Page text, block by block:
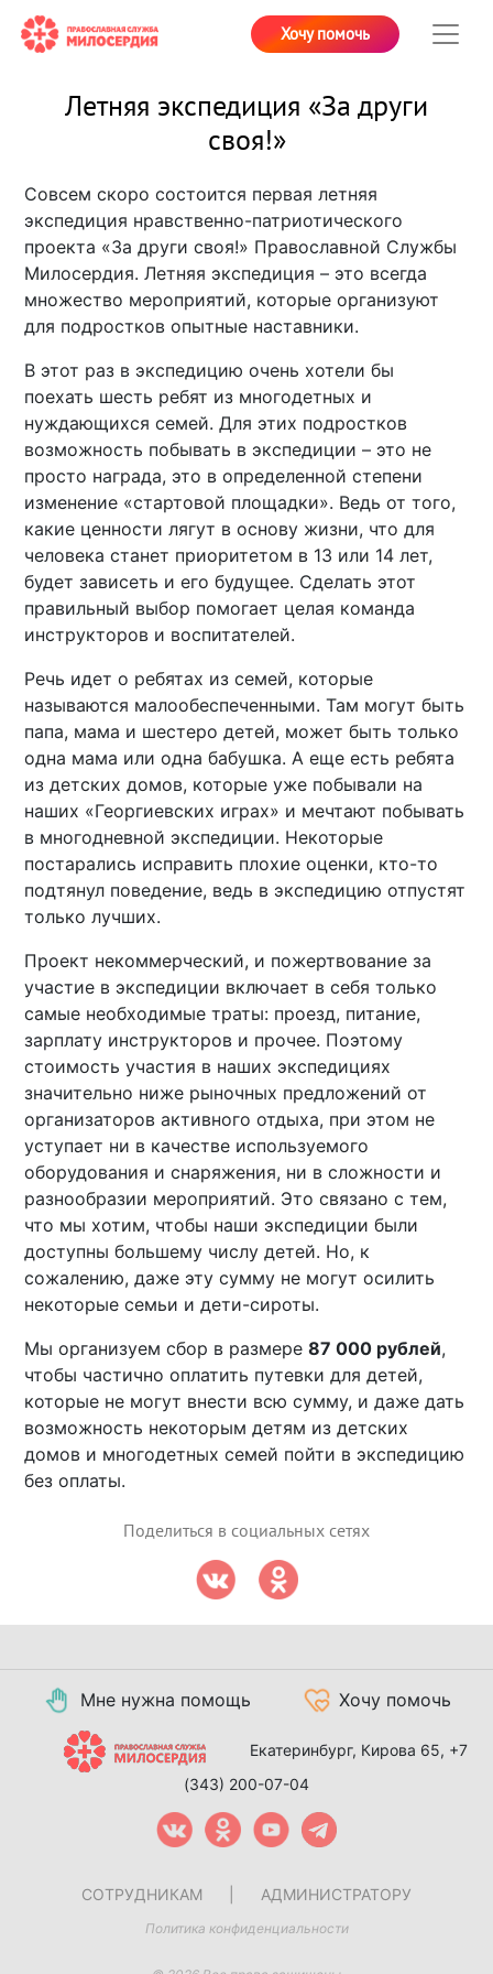
Хочу помочь
Летняя экспедиция «За други
своя!»
Совсем скоро состоится первая летняя
экспедиция нравственно-патриотического
проекта «За други своя!» Православной Службы
Милосердия. Летняя экспедиция – это всегда
множество мероприятий, которые организуют
для подростков опытные наставники.
В этот раз в экспедицию очень хотели бы
поехать шесть ребят из многодетных и
нуждающихся семей. Для этих подростков
возможность побывать в экспедиции – это не
просто награда, это в определенной степени
изменение «стартовой площадки». Ведь от того,
какие ценности лягут в основу жизни, что для
человека станет приоритетом в 13 или 14 лет,
будет зависеть и его будущее. Сделать этот
правильный выбор помогает целая команда
инструкторов и воспитателей.
Речь идет о ребятах из семей, которые
называются малообеспеченными. Там могут быть
папа, мама и шестеро детей, может быть только
одна мама или одна бабушка. А еще есть ребята
из детских домов, которые уже побывали на
наших «Георгиевских играх» и мечтают побывать
в многодневной экспедиции. Некоторые
постарались исправить плохие оценки, кто-то
подтянул поведение, ведь в экспедицию отпустят
только лучших.
Проект некоммерческий, и пожертвование за
участие в экспедиции включает в себя только
самые необходимые траты: проезд, питание,
зарплату инструкторов и прочее. Поэтому
стоимость участия в наших экспедициях
значительно ниже рыночных предложений от
организаторов активного отдыха, при этом не
уступает ни в качестве используемого
оборудования и снаряжения, ни в сложности и
разнообразии мероприятий. Это связано с тем,
что мы хотим, чтобы наши экспедиции были
доступны большему числу детей. Но, к
сожалению, даже эту сумму не могут осилить
некоторые семьи и дети-сироты.
Мы организуем сбор в размере87 000 рублей,
чтобы частично оплатить путевки для детей,
которые не могут внести всю сумму, и даже дать
возможность некоторым детям из детских
домов и многодетных семей пойти в экспедицию
без оплаты.
Поделиться в социальных сетях
Мне нужна помощь Хочу помочь
Екатеринбург, Кирова 65, +7
(343) 200-07-04
СОТРУДНИКАМ АДМИНИСТРАТОРУ
Политика конфиденциальности